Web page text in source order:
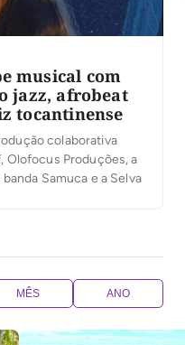
musical com
jazz, afrobeat
tocantinense
colaborativa
Olofocus Produções, a
Samuca e a Selva
MÊS ANO